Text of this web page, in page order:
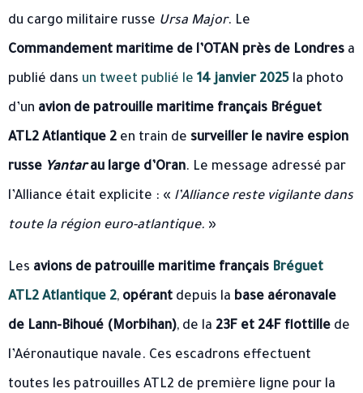
du cargo militaire russe Ursa Major. Le
Commandement maritime de l’OTAN près de Londres a
publié dans un tweet publié le 14 janvier 2025 la photo
d’un avion de patrouille maritime français Bréguet
ATL2 Atlantique 2 en train de surveiller le navire espion
russe Yantar au large d’Oran. Le message adressé par
l’Alliance était explicite : « l’Alliance reste vigilante dans
toute la région euro-atlantique. »
Les avions de patrouille maritime français Bréguet
ATL2 Atlantique 2, opérant depuis la base aéronavale
de Lann-Bihoué (Morbihan), de la 23F et 24F flottille de
l’Aéronautique navale. Ces escadrons effectuent
toutes les patrouilles ATL2 de première ligne pour la